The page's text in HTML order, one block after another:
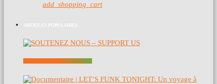
add_shopping_cart
ARTICLES POPULAIRES
SOUTENEZ NOUS – SUPPORT US